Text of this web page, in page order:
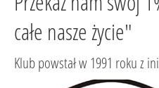
całe nasze życie"
Klub powstał w 1991 roku z